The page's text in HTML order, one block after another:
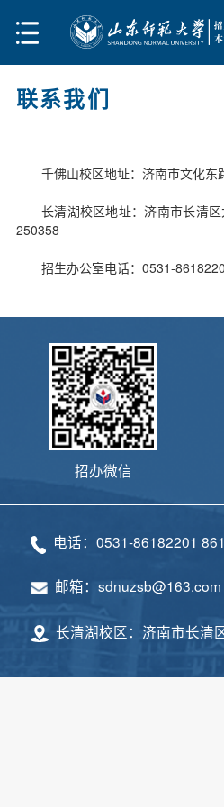
联系我们
千佛山校区地址：济南市文化
长清湖校区地址：济南市长清
250358
招生办公室电话：0531-
招办微信
电话：0531-86182201
邮箱：sdnuzsb@163.com
长清湖校区：济南市长清